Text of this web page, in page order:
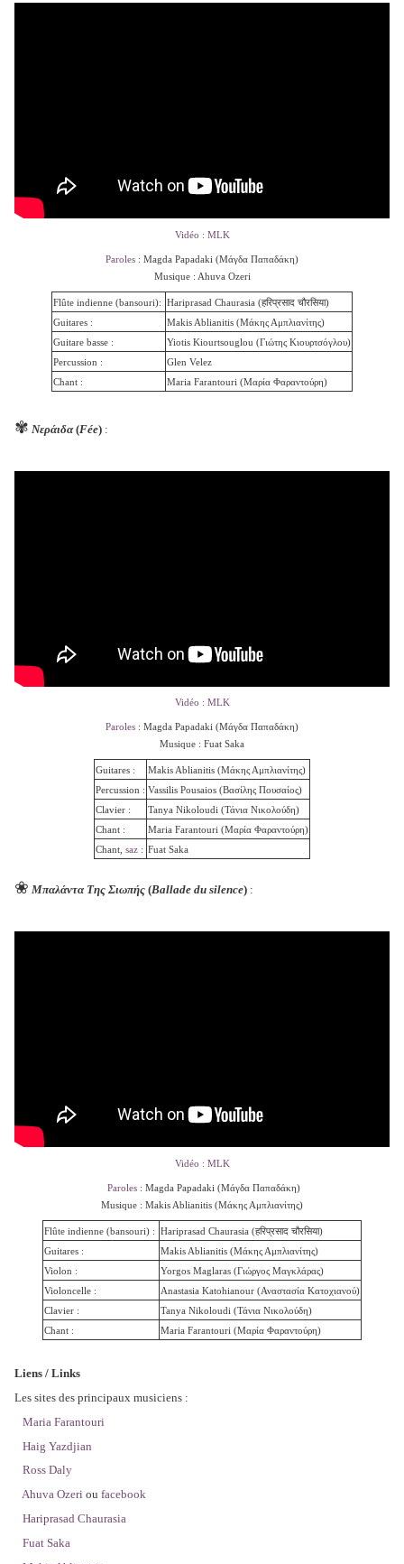
Vidéo : MLK
Paroles : Magda Papadaki (Μάγδα Παπαδάκη)
Musique : Ahuva Ozeri
Flûte indienne (bansouri):
Hariprasad Chaurasia (हरिप्रसाद चौरसिया)
Guitares :
Makis Ablianitis (Μάκης Αμπλιανίτης)
Guitare basse :
Yiotis Kiourtsouglou (Γιώτης Κιουρτσόγλου)
Percussion :
Glen Velez
Chant :
Maria Farantouri (Μαρία Φαραντούρη)
✾ Νεράιδα(Fée) :
Vidéo : MLK
Paroles : Magda Papadaki (Μάγδα Παπαδάκη)
Musique : Fuat Saka
Guitares :
Makis Ablianitis (Μάκης Αμπλιανίτης)
Percussion : Vassilis Pousaios (Βασίλης Πουσαίος)
Clavier :
Tanya Nikoloudi (Τάνια Νικολούδη)
Chant :
Maria Farantouri (Μαρία Φαραντούρη)
Chant, saz : Fuat Saka
❀ Μπαλάντα Της Σιωπής (Ballade du silence) :
Vidéo : MLK
Paroles: Magda Papadaki (Μάγδα Παπαδάκη)
Musique : Makis Ablianitis (Μάκης Αμπλιανίτης)
Flûte indienne (bansouri) :
Hariprasad Chaurasia (हरिप्रसाद चौरसिया)
Guitares :
Makis Ablianitis (Μάκης Αμπλιανίτης)
Violon :
Yorgos Maglaras (Γιώργος Μαγκλάρας)
Violoncelle :
Anastasia Katohianour (Αναστασία Κατοχιανού)
Clavier :
Tanya Nikoloudi (Τάνια Νικολούδη)
Chant :
Maria Farantouri (Μαρία Φαραντούρη)
Liens / Links
Les sites des principaux musiciens :
Maria Farantouri
Haig Yazdjian
Ross Daly
Ahuva Ozeri ou facebook
Hariprasad Chaurasia
Fuat Saka